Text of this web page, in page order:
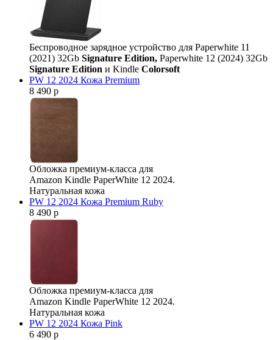
Беспроводное зарядное устройство для Paperwhite 11
(2021) 32Gb Signature Edition, Paperwhite 12 (2024) 32Gb
Signature Edition и Kindle Colorsoft
PW 12 2024 Кожа Premium
8 490 р
Обложка премиум-класса для
Amazon Kindle PaperWhite 12 2024.
Натуральная кожа
PW 12 2024 Кожа Premium Ruby
8 490 р
Обложка премиум-класса для
Amazon Kindle PaperWhite 12 2024.
Натуральная кожа
PW 12 2024 Кожа Pink
6 490 р